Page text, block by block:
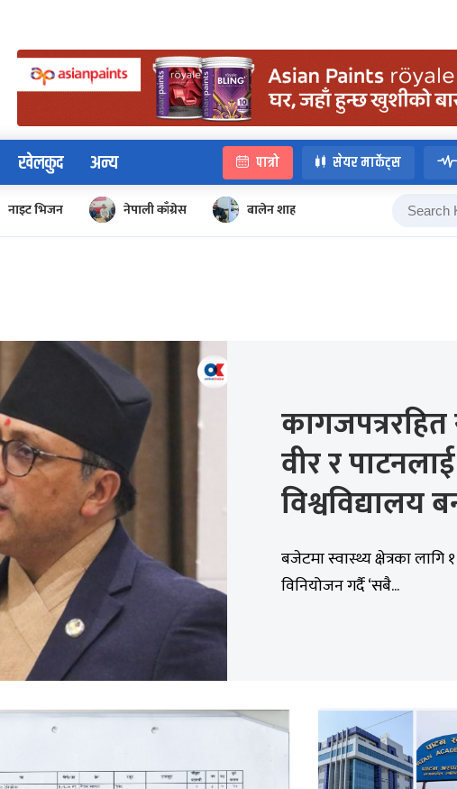
खेलकुद अन्य पात्रो सेयर मार्केट्स
नाइट भिजन नेपाली काँग्रेस बालेन शाह
वीर र पाटनलाई
विश्वविद्यालय
बजेटमा स्वास्थ्य क्षेत्रका
विनियोजन गर्दै ‘सबै...